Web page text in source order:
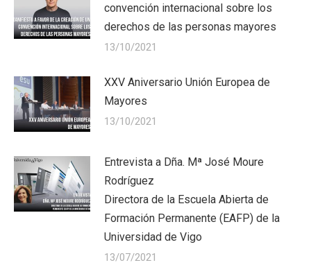
convención internacional sobre los
derechos de las personas mayores
13/10/2021
XXV Aniversario Unión Europea de
Mayores
13/10/2021
Entrevista a Dña. Mª José Moure
Rodríguez
Directora de la Escuela Abierta de
Formación Permanente (EAFP) de la
Universidad de Vigo
13/07/2021